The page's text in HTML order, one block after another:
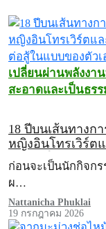
เปลี่ยนผ่านพลังงา
สะอาดและเป็นธร
18 ปีบนเส้นทางก
หญิงอินโทรเวิร์ต
วิธีต่อสู้ในแบบของ
ก่อนจะเป็นนักกิจก
ผ…
Nattanicha Phuklai
19 กรกฎาคม 2026